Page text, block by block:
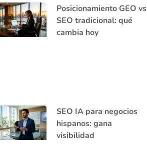
Posicionamiento GEO vs
SEO tradicional: qué
cambia hoy
SEO IA para negocios
hispanos: gana
visibilidad